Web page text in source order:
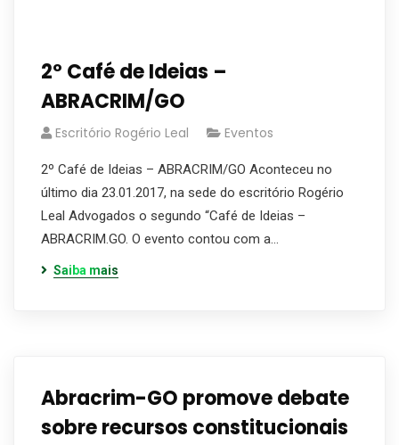
2º Café de Ideias –
ABRACRIM/GO
Escritório Rogério Leal Eventos
2º Café de Ideias – ABRACRIM/GO Aconteceu no
último dia 23.01.2017, na sede do escritório Rogério
Leal Advogados o segundo “Café de Ideias –
ABRACRIM.GO. O evento contou com a…
Saiba mais
Abracrim-GO promove debate
sobre recursos constitucionais